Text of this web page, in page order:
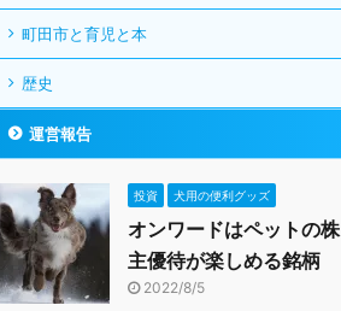
町田市と育児と本
歴史
運営報告
投資 犬用の便利グッズ
オンワードはペットの株
主優待が楽しめる銘柄
2022/8/5